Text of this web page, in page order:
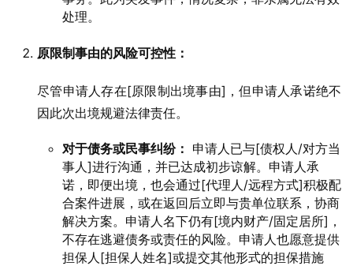
处理。
原限制事由的风险可控性：
尽管申请人存在[原限制出境事由]，但申请人承诺绝不
因此次出境规避法律责任。
对于债务或民事纠纷： 申请人已与[债权人/对方当
事人]进行沟通，并已达成初步谅解。申请人承
诺，即便出境，也会通过[代理人/远程方式]积极配
合案件进展，或在返回后立即与贵单位联系，协商
解决方案。申请人名下仍有[境内财产/固定居所]，
不存在逃避债务或责任的风险。申请人也愿意提供
担保人[担保人姓名]或提交其他形式的担保措施